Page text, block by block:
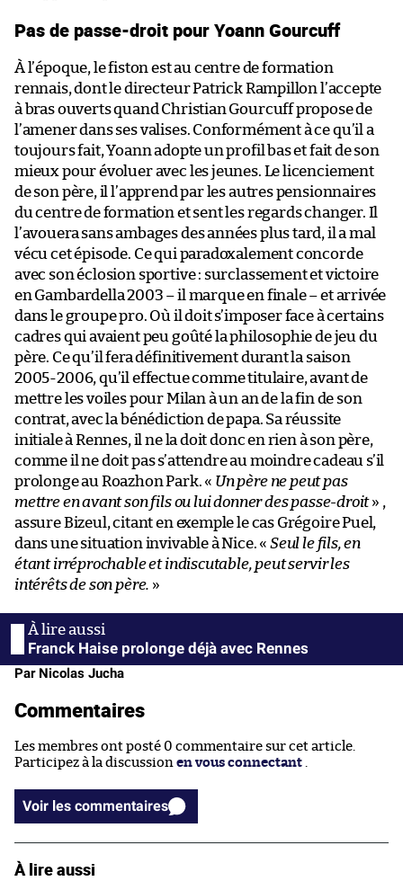
Pas de passe-droit pour Yoann Gourcuff
À l’époque, le fiston est au centre de formation
rennais, dont le directeur Patrick Rampillon l’accepte
à bras ouverts quand Christian Gourcuff propose de
l’amener dans ses valises. Conformément à ce qu’il a
toujours fait, Yoann adopte un profil bas et fait de son
mieux pour évoluer avec les jeunes. Le licenciement
de son père, il l’apprend par les autres pensionnaires
du centre de formation et sent les regards changer. Il
l’avouera sans ambages des années plus tard, il a mal
vécu cet épisode. Ce qui paradoxalement concorde
avec son éclosion sportive : surclassement et victoire
en Gambardella 2003 – il marque en finale – et arrivée
dans le groupe pro. Où il doit s’imposer face à certains
cadres qui avaient peu goûté la philosophie de jeu du
père. Ce qu’il fera définitivement durant la saison
2005-2006, qu’il effectue comme titulaire, avant de
mettre les voiles pour Milan à un an de la fin de son
contrat, avec la bénédiction de papa. Sa réussite
initiale à Rennes, il ne la doit donc en rien à son père,
comme il ne doit pas s’attendre au moindre cadeau s’il
prolonge au Roazhon Park. « Un père ne peut pas
mettre en avant son fils ou lui donner des passe-droit» ,
assure Bizeul, citant en exemple le cas Grégoire Puel,
dans une situation invivable à Nice. « Seul le fils, en
étant irréprochable et indiscutable, peut servir les
intérêts de son père. »
Franck Haise prolonge déjà avec Rennes
Par Nicolas Jucha
Commentaires
Les membres ont posté 0 commentaire sur cet article.
Participez à la discussion en vous connectant
Voir les commentaires
À lire aussi